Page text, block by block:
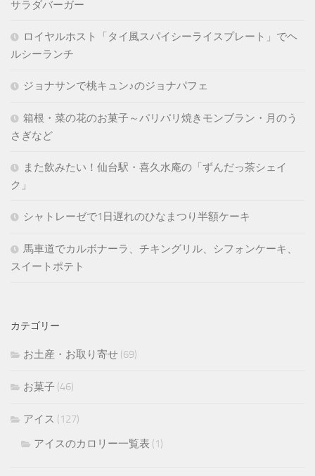
サラダバーガー
ロイヤルホスト「タイ風スパイシーライスプレート」でヘ
ルシーランチ
ジョナサンで桃キュン♪のジョナパフェ
箱根・菜の花のお菓子～パリパリ焼きモンブラン・月のう
さぎなど
また飲みたい！仙台駅・喜久水庵の「ずんだっ茶シェイ
ク」
シャトレーゼで1日遅れのひなまつり半額ケーキ
馬車道でカルボナーラ、チキングリル、シフォンケーキ、
スイートポテト
カテゴリー
お土産・お取り寄せ (69)
お菓子 (46)
アイス (127)
アイスのカロリー一覧表 (1)